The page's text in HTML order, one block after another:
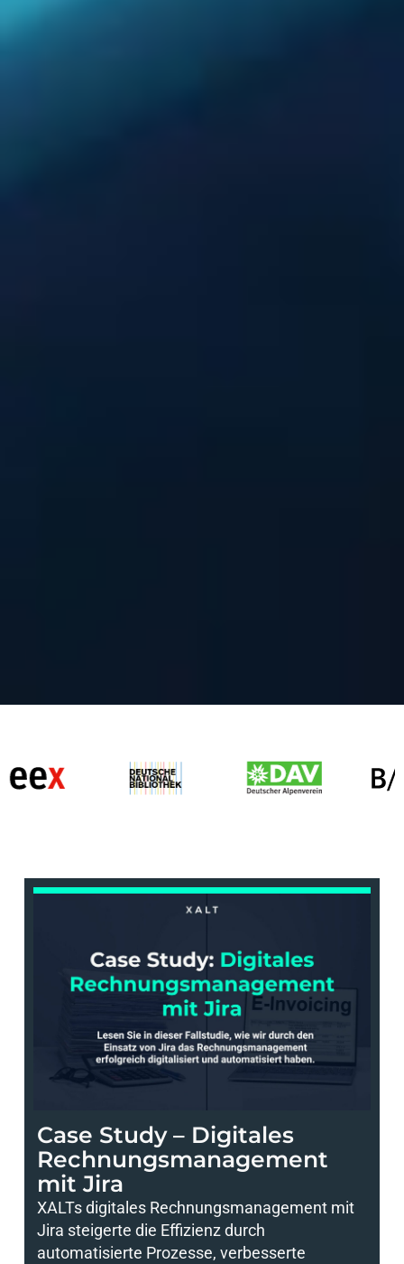
Case Study – Digitales
Rechnungsmanagement
mit Jira
XALTs digitales Rechnungsmanagement mit
Jira steigerte die Effizienz durch
automatisierte Prozesse, verbesserte